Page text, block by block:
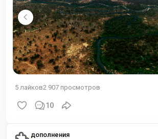
5 лайков2 907 просмотров
10
дополнения